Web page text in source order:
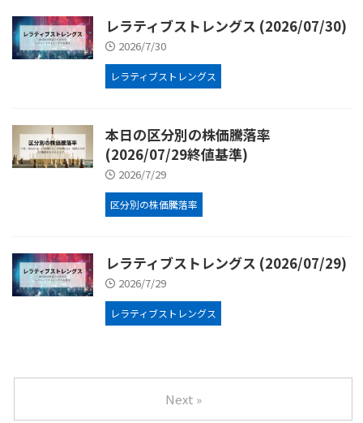
レラティブストレングス (2026/07/30)
2026/7/30
レラティブストレングス
本日の区分別の株価騰落率
(2026/07/29終値基準)
2026/7/29
区分別の株価騰落率
レラティブストレングス (2026/07/29)
2026/7/29
レラティブストレングス
Next »